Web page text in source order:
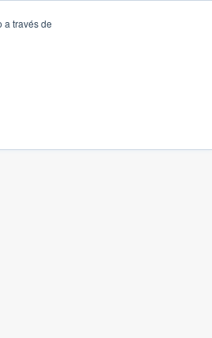
a través de